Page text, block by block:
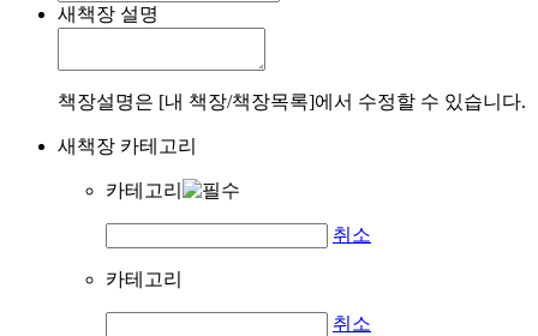
새책장 설명
책장설명은 [내 책장/책장목록]에서 수정할 수 있습니다.
새책장 카테고리
카테고리
취소
카테고리
취소